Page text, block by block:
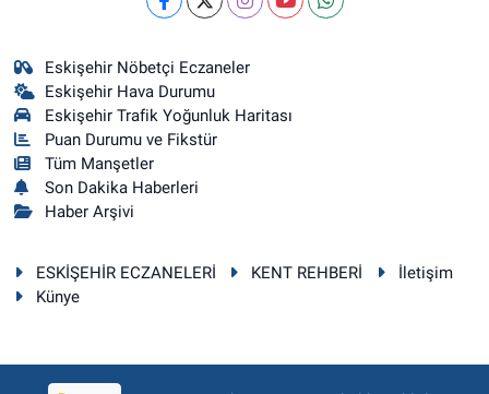
Eskişehir Nöbetçi Eczaneler
Eskişehir Hava Durumu
Eskişehir Trafik Yoğunluk Haritası
Puan Durumu ve Fikstür
Tüm Manşetler
Son Dakika Haberleri
Haber Arşivi
ESKİŞEHİR ECZANELERİ KENT REHBERİ
İletişim
Künye